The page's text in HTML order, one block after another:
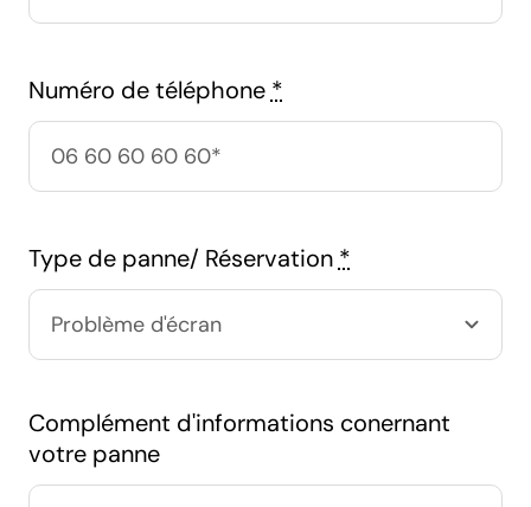
Numéro de téléphone *
Type de panne/ Réservation *
Complément d'informations conernant
votre panne